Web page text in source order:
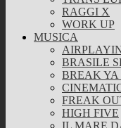
RAGGI X
WORK UP
MUSICA
BRASILE
BREAK YA
FREAK
HIGH FIVE
IL MARE